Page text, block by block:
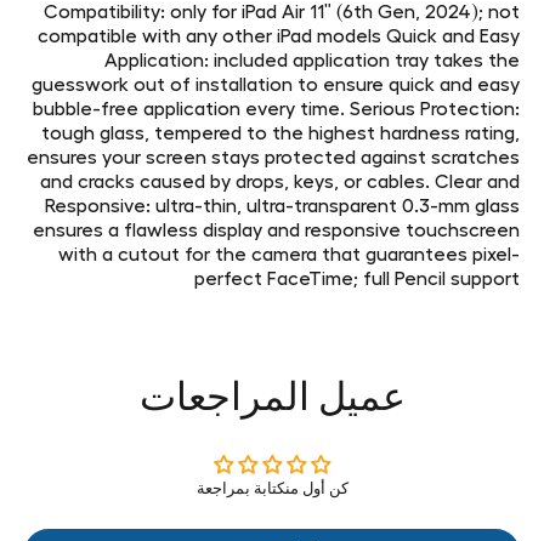
Compatibility: only for iPad Air 11ʺ (6th Gen, 2024); not
compatible with any other iPad models Quick and Easy
Application: included application tray takes the
guesswork out of installation to ensure quick and easy
bubble-free application every time. Serious Protection:
tough glass, tempered to the highest hardness rating,
ensures your screen stays protected against scratches
and cracks caused by drops, keys, or cables. Clear and
Responsive: ultra-thin, ultra-transparent 0.3-mm glass
ensures a flawless display and responsive touchscreen
with a cutout for the camera that guarantees pixel-
perfect FaceTime; full Pencil support
عميل المراجعات
كن أول منكتابة بمراجعة